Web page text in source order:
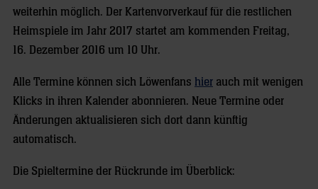
weiterhin möglich. Der Kartenvorverkauf für die restlichen
Heimspiele im Jahr 2017 startet am kommenden Freitag,
16. Dezember 2016 um 10 Uhr.
Alle Termine können sich Löwenfans hier auch mit wenigen
Klicks in ihren Kalender abonnieren. Neue Termine oder
Änderungen aktualisieren sich dort dann künftig
automatisch.
Die Spieltermine der Rückrunde im Überblick: